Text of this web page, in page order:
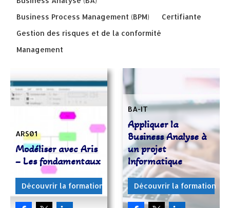
Business Process Management (BPM)
Certifiante
Gestion des risques et de la conformité
Management
ARS01
Modéliser avec Aris
– Les fondamentaux
Découvrir la formation
BA-IT
Appliquer la
Business Analyse à
un projet
Informatique
Découvrir la formation